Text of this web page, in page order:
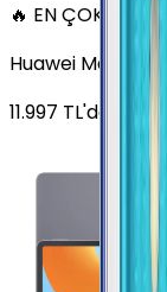
🔥 EN ÇOK SATAN
Huawei MatePad
11.997 TL'den